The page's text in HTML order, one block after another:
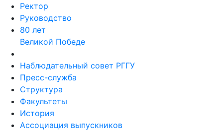
Ректор
Руководство
80 лет
Великой Победе
Наблюдательный совет РГГУ
Пресс-служба
Структура
Факультеты
История
Ассоциация выпускников